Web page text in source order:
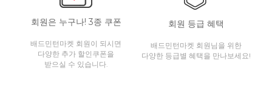
회원은 누구나! 3종 쿠폰
배드민턴마켓 회원이 되시면
다양한 추가 할인쿠폰을
받으실 수 있습니다.
회원 등급 혜택
배드민턴마켓 회원님을 위한
다양한 등급별 혜택을 만나보세요!